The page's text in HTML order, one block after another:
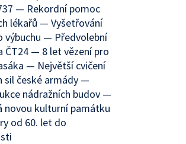
— Rekordní pomoc
lékařů — Vyšetřování
výbuchu — Předvolební
ČT24 — 8 let vězení pro
— Největší cvičení
sil české armády —
nádražních budov —
novou kulturní památku
od 60. let do